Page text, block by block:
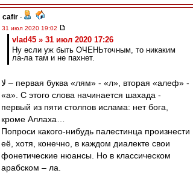
cafir -
31 июл 2020 19:02
vlad45 » 31 июл 2020 17:26
Ну если уж быть ОЧЕНЬточным, то никаким
ла-ла там и не пахнет.
لا – первая буква «лям» - «л», вторая «алеф» -
«а». С этого слова начинается шахада -
первый из пяти столпов ислама: нет бога,
кроме Аллаха…
Попроси какого-нибудь палестинца произнести
её, хотя, конечно, в каждом диалекте свои
фонетические нюансы. Но в классическом
арабском – ла.